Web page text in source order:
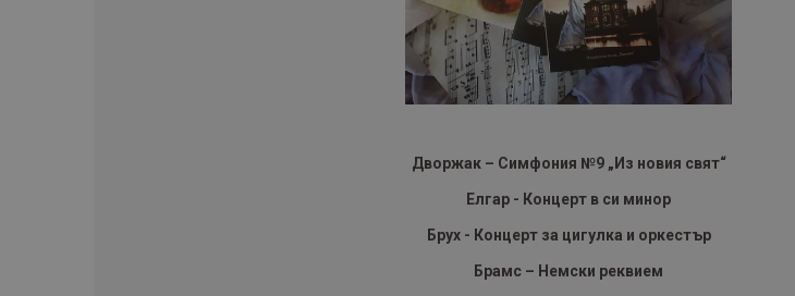
Дворжак – Симфония №9 „Из новия свят“
Елгар - Концерт в си минор
Брух - Концерт за цигулка и оркестър
Брамс – Немски реквием